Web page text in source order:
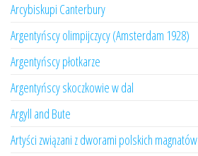
Arcybiskupi Canterbury
Argentyńscy olimpijczycy (Amsterdam 1928)
Argentyńscy płotkarze
Argentyńscy skoczkowie w dal
Argyll and Bute
Artyści związani z dworami polskich magnatów